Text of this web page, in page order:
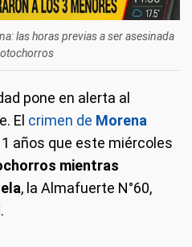
las horas previas a ser asesinada
pone en alerta al
El crimen de Morena
años que este miércoles
mientras
, la Almafuerte N°60,